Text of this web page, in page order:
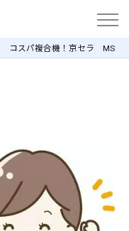
コスパ複合機！京セラ MS